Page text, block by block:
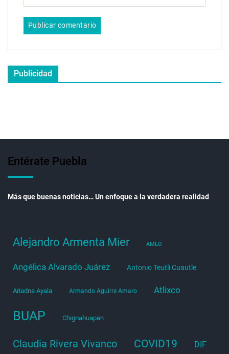
Publicidad
Entérate Puebla
Más que buenas noticias… Un enfoque a la verdadera realidad
Alejandro Armenta Mier AMLO
Angélica Alvarado Juárez Antonio Teutli Cuautle
Ariadna Ayala Armando Aguirre Amaro Atlixco
BUAP Chignahuapan
Claudia Rivera Vivanco COVID19 DIF